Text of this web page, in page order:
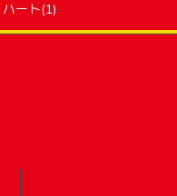
ハート(1)